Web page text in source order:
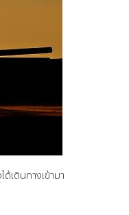
เดินทางเข้ามา